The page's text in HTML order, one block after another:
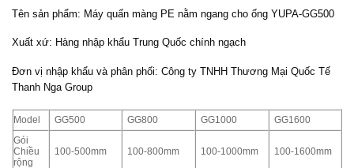
Tên sản phẩm: Máy quấn màng PE nằm ngang cho ống YUPA-GG500
Xuất xứ: Hàng nhập khẩu Trung Quốc chính ngạch
Đơn vị nhập khẩu và phân phối: Công ty TNHH Thương Mại Quốc Tế
Thanh Nga Group
Model GG500 GG800 GG1000 GG1600
Gói
Chiều
rộng
100-500mm 100-800mm 100-1000mm 100-1600mm